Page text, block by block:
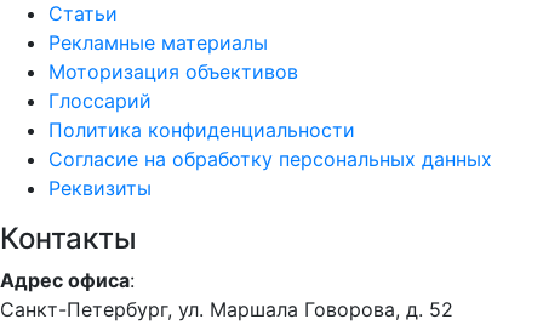
Статьи
Рекламные материалы
Моторизация объективов
Глоссарий
Политика конфиденциальности
Согласие на обработку персональных данных
Реквизиты
Контакты
Адрес офиса:
Санкт-Петербург, ул. Маршала Говорова, д. 52